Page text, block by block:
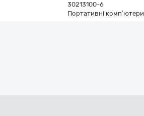
30213100-6
Портативні комп’ютери